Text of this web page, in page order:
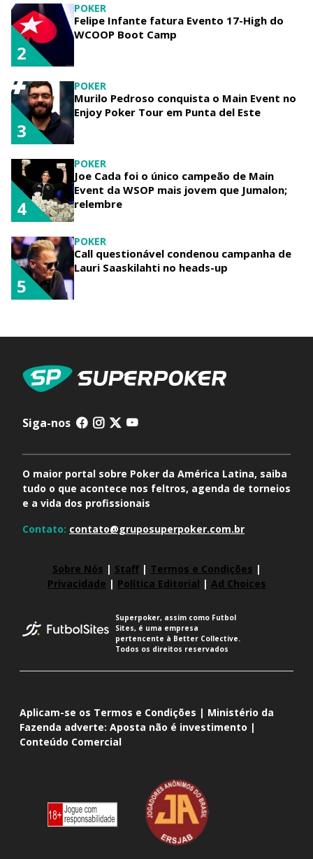
POKER
Felipe Infante fatura Evento 17-High do
WCOOP Boot Camp
2
POKER
Murilo Pedroso conquista o Main Event no
Enjoy Poker Tour em Punta del Este
3
POKER
Joe Cada foi o único campeão de Main
Event da WSOP mais jovem que Jumalon;
relembre
4
POKER
Call questionável condenou campanha de
Lauri Saaskilahti no heads-up
5
Siga-nos
O maior portal sobre Poker da América Latina, saiba
tudo o que acontece nos feltros, agenda de torneios
e a vida dos profissionais
Contato: contato@gruposuperpoker.com.br
Sobre Nós | Staff| Termos e Condições |
Privacidade | Política Editorial | Ad Choices
Superpoker, assim como Futbol
Sites, é uma empresa
pertencente à Better Collective.
Todos os direitos reservados
Aplicam-se os Termos e Condições | Ministério da
Fazenda adverte: Aposta não é investimento |
Conteúdo Comercial